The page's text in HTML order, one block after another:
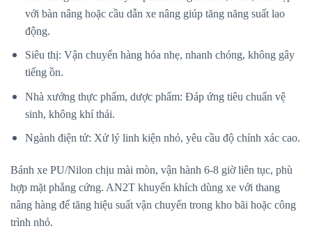
với bàn nâng hoặc cầu dẫn xe nâng giúp tăng năng suất lao
động.
Siêu thị: Vận chuyển hàng hóa nhẹ, nhanh chóng, không gây
tiếng ồn.
Nhà xưởng thực phẩm, dược phẩm: Đáp ứng tiêu chuẩn vệ
sinh, không khí thải.
Ngành điện tử: Xử lý linh kiện nhỏ, yêu cầu độ chính xác cao.
Bánh xe PU/Nilon chịu mài mòn, vận hành 6-8 giờ liên tục, phù
hợp mặt phẳng cứng. AN2T khuyến khích dùng xe với thang
nâng hàng để tăng hiệu suất vận chuyển trong kho bãi hoặc công
trình nhỏ.